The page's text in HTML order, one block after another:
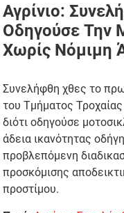
Αγρίνιο:
Οδηγούσε Την
Χωρίς Νόμιμη
Συνελήφθη χθες το
του Τμήματος Τροχαίας
διότι οδηγούσε
άδεια ικανότητας
προβλεπόμενη
προσκόμισης
προστίμου.